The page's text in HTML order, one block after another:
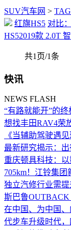
SUV汽车网 >
红旗HS5 对比
HS52019款 2.0T
共1页/1条
快讯
NEWS FLASH
“有路就能开”的
想找丰田RAV4荣
《当辅助驾驶遇
最新研究揭示：
重庆顿具科技：
705km！江铃集
独立汽修行业需
斯巴鲁OUTBACK
在中国、为中国
代步车升级时代